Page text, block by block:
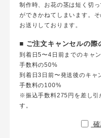
制作時、お花の茎は短く切
ができかねてしまいます。
お送りしております。
■ ご注文キャンセルの際
到着日5〜4日前までのキャ
手数料の50%
到着日3日前〜発送後のキャ
手数料の100%
※振込手数料275円を差し引
す。